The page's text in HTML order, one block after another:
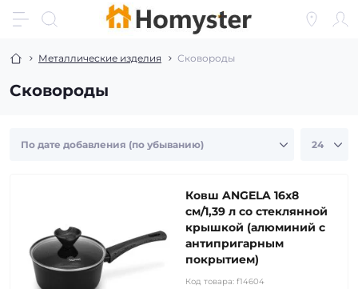
Металлические изделия Сковороды
Сковороды
Ковш ANGELA 16x8
см/1,39 л со стеклянной
крышкой (алюминий с
антипригарным
покрытием)
Код товара: f14604